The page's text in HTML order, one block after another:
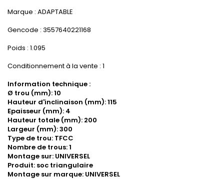
Marque : ADAPTABLE
Gencode : 3557640221168
Poids : 1.095
Conditionnement à la vente : 1
Information technique :
Ø trou (mm): 10
Hauteur d'inclinaison (mm): 115
Epaisseur (mm): 4
Hauteur totale (mm): 200
Largeur (mm): 300
Type de trou: TFCC
Nombre de trous: 1
Montage sur: UNIVERSEL
Produit: soc triangulaire
Montage sur marque: UNIVERSEL